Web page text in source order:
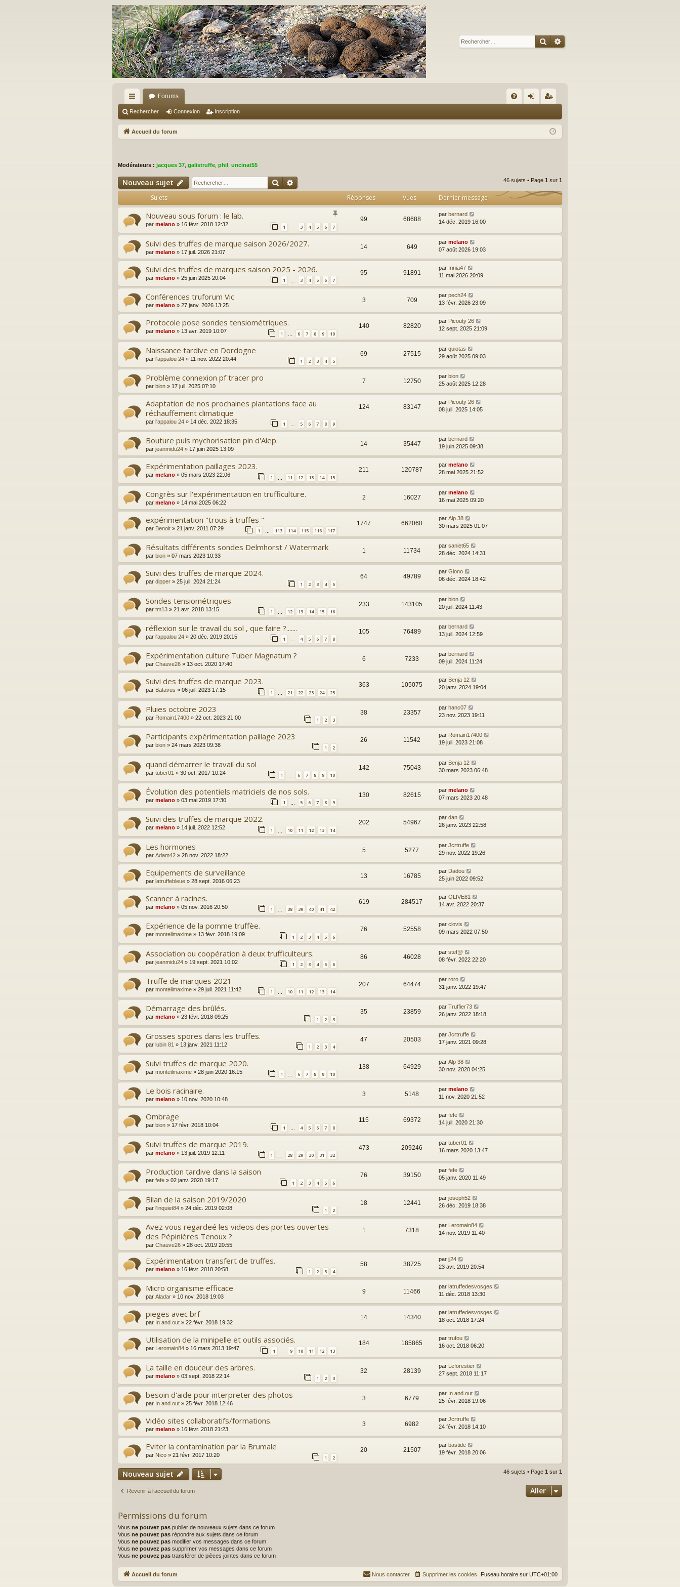
Rechercher
Recherche avancée
ac
co
Forums
Q ne cri
Rechercher Connexion Inscription
Accueil du forum
Modérateurs : jacques 37 galistruffe phil uncinat55
Nouveau sujet Rechercher 46 sujets • Page 1 sur 1
Sujets Réponses Vues Dernier message
Nouveau sous forum : le lab.
par melano » 16 févr. 2018 12:32 1 3 4 5 6 7
99 68688
par bernard
14 déc. 2019 16:00
Suivi des truffes de marque saison 2026/2027.
par melano » 17 juil. 2026 21:07
14 649
par melano
07 août 2026 19:03
Suivi des truffes de marques saison 2025 - 2026.
par melano » 25 juin 2025 20:04 1 … 3 4 5 6 7
95 91891
par Irinia47
11 mai 2026 20:09
Conférences truforum Vic
par melano » 27 janv. 2026 13:25
3 709
par pech24
13 févr. 2026 23:09
Protocole pose sondes tensiométriques.
par melano » 13 avr. 2019 10:07 1 6 7 8 9 10
140 82820
par Picouty 26
12 sept. 2025 21:09
Naissance tardive en Dordogne
par l'appalou 24 » 11 nov. 2022 20:44 1 2 3 4 5
69 27515
par quiotas
29 août 2025 09:03
Problème connexion pf tracer pro
par bion » 17 juil. 2025 07:10
7 12750
par bion
25 août 2025 12:28
Adaptation de nos prochaines plantations face au
réchauffement climatique
par l'appalou 24 » 14 déc. 2022 18:35 1 … 5 6 7 8 9
124 83147
par Picouty 26
08 juil. 2025 14:05
Bouture puis mychorisation pin d'Alep.
par jeanmidu24 » 17 juin 2025 13:09
14 35447
par bernard
19 juin 2025 09:38
Expérimentation paillages 2023.
par melano » 05 mars 2023 22:06 1 11 12 13 14 15
211 120787
par melano
28 mai 2025 21:52
Congrès sur l'expérimentation en trufficulture.
par melano » 14 mai 2025 06:22
2 16027
par melano
16 mai 2025 09:20
expérimentation "trous à truffes "
par Benoit » 21 janv. 2011 07:29 1 … 113 114 115 116 117
1747 662060
par Alp 38
30 mars 2025 01:07
Résultats différents sondes Delmhorst / Watermark
par bion » 07 mars 2023 10:33
1 11734
par saniet65
28 déc. 2024 14:31
Suivi des truffes de marque 2024.
par dipper » 25 juil. 2024 21:24 1 2 3 4 5
64 49789
par Giono
06 déc. 2024 18:42
Sondes tensiométriques
par tm13 » 21 avr. 2018 13:15 1 … 12 13 14 15 16
233 143105
par bion
20 juil. 2024 11:43
réflexion sur le travail du sol , que faire ?.......
par l'appalou 24 » 20 déc. 2019 20:15 1 … 4 5 6 7 8
105 76489
par bernard
13 juil. 2024 12:59
Expérimentation culture Tuber Magnatum ?
par Chauve26 » 13 oct. 2020 17:40
6 7233
par bernard
09 juil. 2024 11:24
Suivi des truffes de marque 2023.
par Batavus » 06 juil. 2023 17:15 1 21 22 23 24 25
363 105075
par Benja 12
20 janv. 2024 19:04
Pluies octobre 2023
par Romain17400 » 22 oct. 2023 21:00 1 2 3
38 23357
par hanc07
23 nov. 2023 19:11
Participants expérimentation paillage 2023
par bion » 24 mars 2023 09:38 1 2
26 11542
par Romain17400
19 juil. 2023 21:08
quand démarrer le travail du sol
par tuber01 » 30 oct. 2017 10:24 1 6 7 8 9 10
142 75043
par Benja 12
30 mars 2023 06:48
Évolution des potentiels matriciels de nos sols.
par melano » 03 mai 2019 17:30 1 … 5 6 7 8 9
130 82615
par melano
07 mars 2023 20:48
Suivi des truffes de marque 2022.
par melano » 14 juil. 2022 12:52 1 10 11 12 13 14
202 54967
par dan
26 janv. 2023 22:58
Les hormones
par Adam42 » 28 nov. 2022 18:22
5 5277
par Jcrtruffe
29 nov. 2022 19:26
Equipements de surveillance
par latruffebleue » 28 sept. 2016 06:23
13 16785
par Dadou
25 juin 2022 09:52
Scanner à racines.
par melano » 05 nov. 2016 20:50 1 … 38 39 40 41 42
619 284517
par OLIVE81
14 avr. 2022 20:37
Expérience de la pomme truffèe.
par monteilmaxime » 13 févr. 2018 19:09 1 2 3 4 5 6
76 52558
par clovis
09 mars 2022 07:50
Association ou coopération à deux trufficulteurs.
par jeanmidu24 » 19 sept. 2021 10:02 1 2 3 4 5 6
86 46028
par stef@
08 févr. 2022 22:20
Truffe de marques 2021
par monteilmaxime » 29 juil. 2021 11:42 1 … 10 11 12 13 14
207 64474
par roro
31 janv. 2022 19:47
Démarrage des brûlés.
par melano » 23 févr. 2018 09:25 1 2 3
35 23859
par Truffier73
26 janv. 2022 18:18
Grosses spores dans les truffes.
par lubin 81 » 13 janv. 2021 11:12 1 2 3 4
47 20503
par Jcrtruffe
17 janv. 2021 09:28
Suivi truffes de marque 2020.
par monteilmaxime » 28 juin 2020 16:15 1 … 6 7 8 9 10
138 64929
par Alp 38
30 nov. 2020 04:25
Le bois racinaire.
par melano » 10 nov. 2020 10:48
3 5148
par melano
11 nov. 2020 21:52
Ombrage
par bion » 17 févr. 2018 10:04 1 4 5 6 7 8
115 69372
par fefe
14 juil. 2020 21:30
Suivi truffes de marque 2019.
par melano » 13 juil. 2019 12:11 1 … 28 29 30 31 32
473 209246
par tuber01
16 mars 2020 13:47
Production tardive dans la saison
par fefe » 02 janv. 2020 19:17 1 2 3 4 5 6
76 39150
par fefe
05 janv. 2020 11:49
Bilan de la saison 2019/2020
par l'inquiet84 » 24 déc. 2019 02:08 1 2
18 12441
par joseph52
26 déc. 2019 18:38
Avez vous regardeé les videos des portes ouvertes
des Pépinières Tenoux ?
par Chauve26 » 28 oct. 2019 20:55
1 7318
par Leromain84
14 nov. 2019 11:40
Expérimentation transfert de truffes.
par melano » 16 févr. 2018 20:58 1 2 3 4
58 38725
par jj24
23 avr. 2019 20:54
Micro organisme efficace
par Aladar » 10 nov. 2018 19:03
9 11466
par latruffedesvosges
11 déc. 2018 13:30
pieges avec brf
par In and out » 22 févr. 2018 19:32
14 14340
par latruffedesvosges
18 oct. 2018 17:24
Utilisation de la minipelle et outils associés.
par Leromain84 » 16 mars 2013 19:47 1 9 10 11 12 13
184 185865
par trufou
16 oct. 2018 06:20
La taille en douceur des arbres.
par melano » 03 sept. 2018 22:14 1 2 3
32 28139
par Leforestier
27 sept. 2018 11:17
besoin d'aide pour interpreter des photos
par In and out » 25 févr. 2018 12:46
3 6779
par In and out
25 févr. 2018 19:06
Vidéo sites collaboratifs/formations.
par melano » 16 févr. 2018 21:23
3 6982
par Jcrtruffe
24 févr. 2018 14:10
Eviter la contamination par la Brumale
par Nico » 21 févr. 2017 10:20 1 2
20 21507
par bastide
19 févr. 2018 20:06
Nouveau sujet 46 sujets • Page 1 sur 1
Revenir à l’accueil du forum Aller
Permissions du forum
Vous ne pouvez pas publier de nouveaux sujets dans ce forum
Vous ne pouvez pas répondre aux sujets dans ce forum
Vous ne pouvez pas modifier vos messages dans ce forum
Vous ne pouvez pas supprimer vos messages dans ce forum
Vous ne pouvez pas transférer de pièces jointes dans ce forum
Accueil du forum Fuseau horaire sur UTC+01:00
Supprimer les cookies
Nous contacter